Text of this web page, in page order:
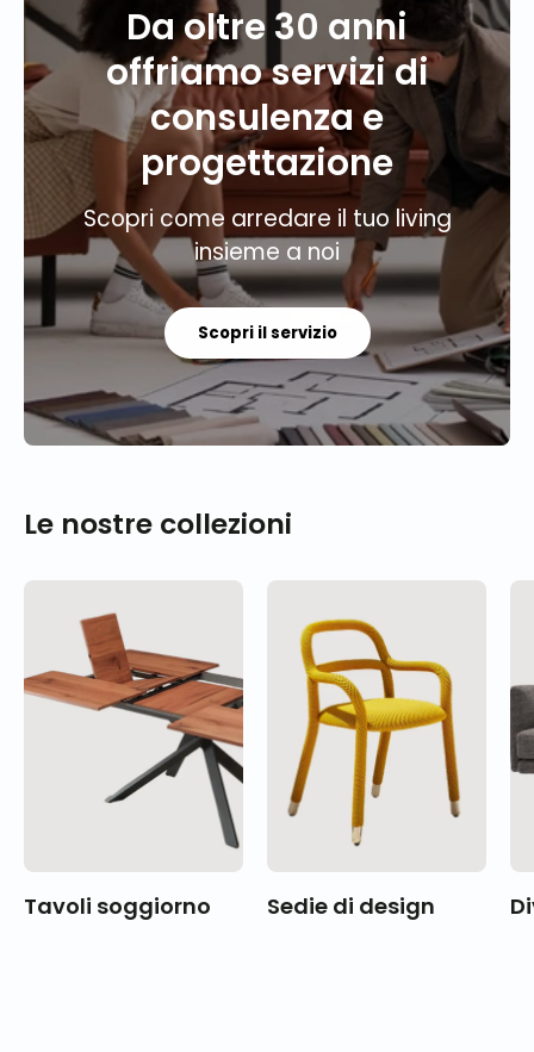
Da oltre 30 anni
offriamo servizi di
consulenza e
progettazione
Scopri come arredare il tuo living
insieme a noi
Scopri il servizio
Le nostre collezioni
Tavoli soggiorno Sedie di design